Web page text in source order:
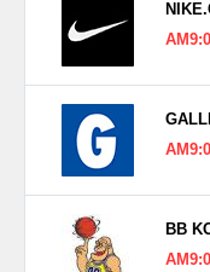
UPDATE
日本国内では2024年
ーウォーズの
Twitterや
BB